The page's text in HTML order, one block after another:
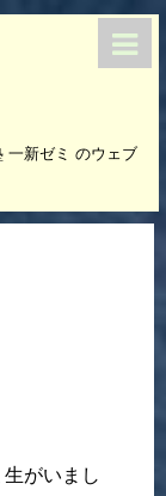
一新ゼミ のウェブ
がいまし